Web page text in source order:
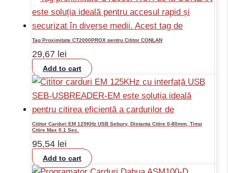
Tag Proximitate CT2000PROX pentru Cititor CONLAN
29,67 lei
Add to cart
Cititor Carduri EM 125KHz USB Sebury, Distanta Citire 0-80mm, Timp
Citire Max 0.1 Sec.
95,54 lei
Add to cart